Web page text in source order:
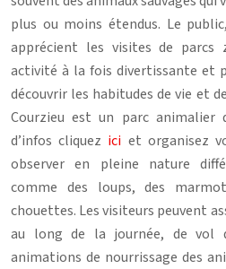
plus ou moins étendus. Le
apprécient les visites de parcs
activité à la fois divertissante et
découvrir les habitudes de vie et
Courzieu est un parc animalier
d’infos cliquez ici et organisez
observer en pleine nature
comme des loups, des
chouettes. Les visiteurs peuvent
au long de la journée, de vol
animations de nourrissage des